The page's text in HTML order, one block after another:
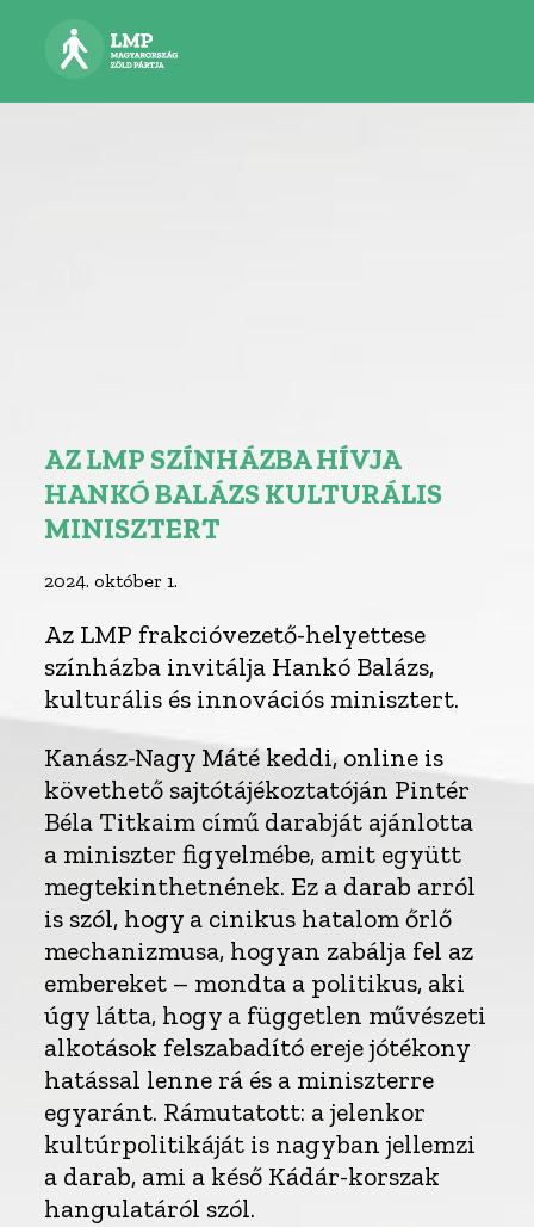
AZ LMP SZÍNHÁZBA HÍVJA
HANKÓ BALÁZS KULTURÁLIS
MINISZTERT
2024. október 1.
Az LMP frakcióvezető-helyettese
színházba invitálja Hankó Balázs,
kulturális és innovációs minisztert.
Kanász-Nagy Máté keddi, online is
követhető sajtótájékoztatóján Pintér
Béla Titkaim című darabját ajánlotta
a miniszter figyelmébe, amit együtt
megtekinthetnének. Ez a darab arról
is szól, hogy a cinikus hatalom őrlő
mechanizmusa, hogyan zabálja fel az
embereket – mondta a politikus, aki
úgy látta, hogy a független művészeti
alkotások felszabadító ereje jótékony
hatással lenne rá és a miniszterre
egyaránt. Rámutatott: a jelenkor
kultúrpolitikáját is nagyban jellemzi
a darab, ami a késő Kádár-korszak
hangulatáról szól.